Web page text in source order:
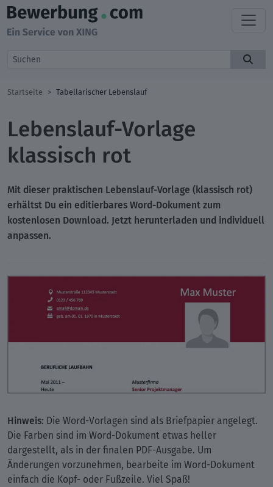
Startseite Tabellarischer Lebenslauf
Lebenslauf-Vorlage
klassisch rot
Mit dieser praktischen Lebenslauf-Vorlage (klassisch rot)
erhältst Du ein editierbares Word-Dokument zum
kostenlosen Download. Jetzt herunterladen und individuell
anpassen.
Hinweis: Die Word-Vorlagen sind als Briefpapier angelegt.
Die Farben sind im Word-Dokument etwas heller
dargestellt, als in der finalen PDF-Ausgabe. Um
Änderungen vorzunehmen, bearbeite im Word-Dokument
einfach die Kopf- oder Fußzeile. Viel Spaß!